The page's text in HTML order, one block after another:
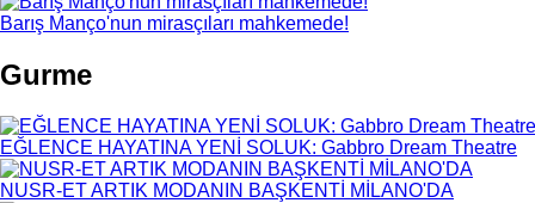
Barış Manço'nun mirasçıları mahkemede!
Gurme
EĞLENCE HAYATINA YENİ SOLUK: Gabbro Dream Theatre
NUSR-ET ARTIK MODANIN BAŞKENTİ MİLANO'DA